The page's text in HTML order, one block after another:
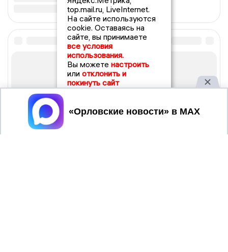
top.mail.ru, LiveInternet.
На сайте используются
cookie. Оставаясь на
сайте, вы принимаете
все условия
использования.
Вы можете настроить
или отклонить и
покинуть сайт
Принять